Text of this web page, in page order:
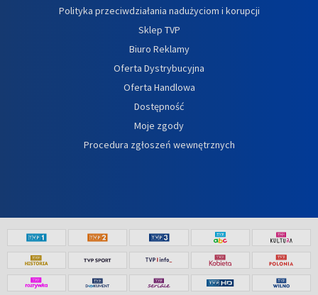
Polityka przeciwdziałania nadużyciom i korupcji
Sklep TVP
Biuro Reklamy
Oferta Dystrybucyjna
Oferta Handlowa
Dostępność
Moje zgody
Procedura zgłoszeń wewnętrznych